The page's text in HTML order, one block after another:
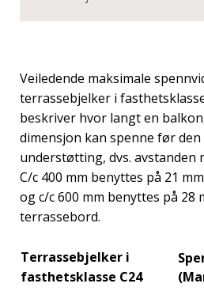
Veiledende maksimale
terrassebjelker i
beskriver hvor langt en
dimensjon kan spenne før
understøtting, dvs. avstanden
C/c 400 mm benyttes på 21
og c/c 600 mm benyttes på 28
terrassebord.
Terrassebjelker i
fasthetsklasse C24